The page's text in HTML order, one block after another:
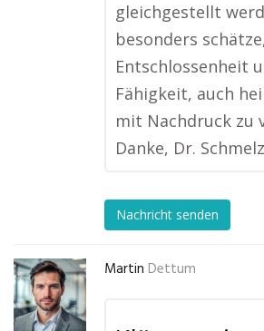
gleichgestellt
besonders
Entschlossenheit
Fähigkeit, auch
mit Nachdruck zu
Danke, Dr.
Nachricht senden
Martin Dettum